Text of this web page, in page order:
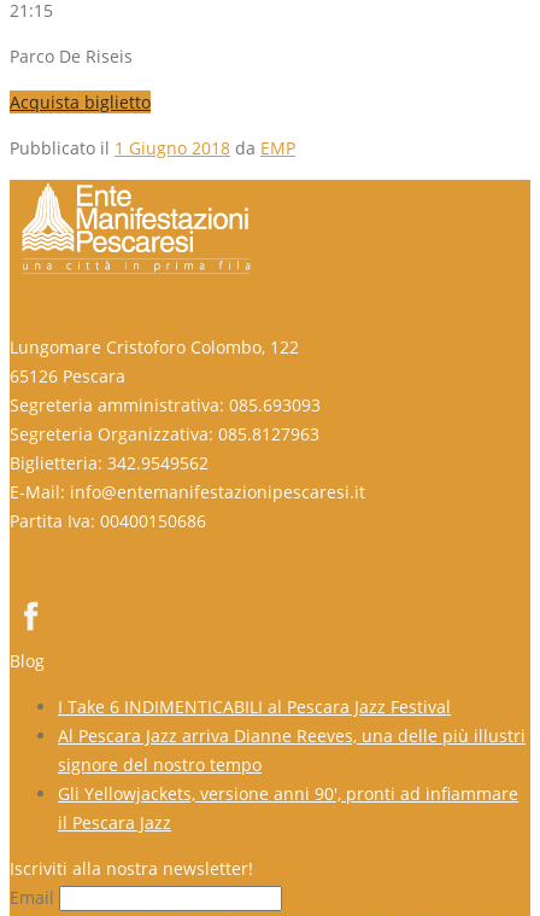
21:15
Parco De Riseis
Acquista biglietto
Pubblicato il 1 Giugno 2018 da EMP
Lungomare Cristoforo Colombo, 122
65126 Pescara
Segreteria amministrativa: 085.693093
Segreteria Organizzativa: 085.8127963
Biglietteria: 342.9549562
E-Mail: info@entemanifestazionipescaresi.it
Partita Iva: 00400150686
Blog
I Take 6 INDIMENTICABILI al Pescara Jazz Festival
Al Pescara Jazz arriva Dianne Reeves, una delle più illustri
signore del nostro tempo
Gli Yellowjackets, versione anni 90′, pronti ad infiammare
il Pescara Jazz
Iscriviti alla nostra newsletter!
Email